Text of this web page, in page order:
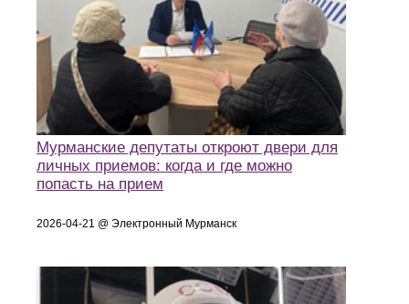
Мурманские депутаты откроют двери для
личных приемов: когда и где можно
попасть на прием
2026-04-21 @ Электронный Мурманск